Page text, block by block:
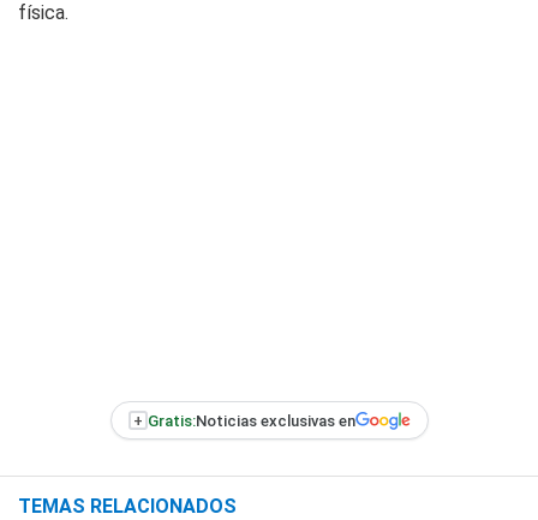
física.
+ Gratis:Noticias exclusivas en
TEMAS RELACIONADOS